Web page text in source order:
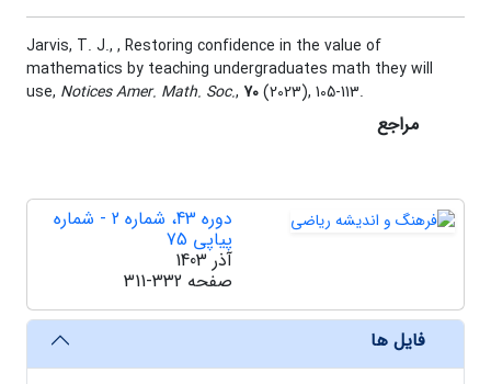
Jarvis, T. J., ‎, Restoring confidence in the value of
mathematics by teaching undergraduates math they will
use‎, Notices Amer. Math. Soc., 70(2023)‎, ‎105-113.
مراجع
دوره 43، شماره 2 - شماره
پیاپی 75
آذر 1403
صفحه 311-332
فایل ها